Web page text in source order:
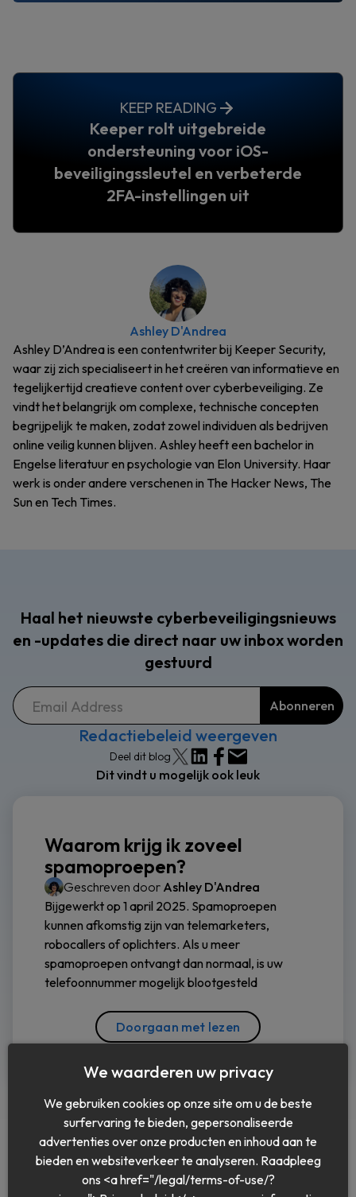
KEEP READING
Keeper rolt uitgebreide
ondersteuning voor iOS-
beveiligingssleutel en verbeterde
2FA-instellingen uit
Ashley D'Andrea
Ashley D’Andrea is een contentwriter bij Keeper Security,
waar zij zich specialiseert in het creëren van informatieve en
tegelijkertijd creatieve content over cyberbeveiliging. Ze
vindt het belangrijk om complexe, technische concepten
begrijpelijk te maken, zodat zowel individuen als bedrijven
online veilig kunnen blijven. Ashley heeft een bachelor in
Engelse literatuur en psychologie van Elon University. Haar
werk is onder andere verschenen in The Hacker News, The
Sun en Tech Times.
Haal het nieuwste cyberbeveiligingsnieuws
en -updates die direct naar uw inbox worden
gestuurd
Redactiebeleid weergeven
Deel dit blog
Dit vindt u mogelijk ook leuk
Waarom krijg ik zoveel
spamoproepen?
Geschreven door Ashley D'Andrea
Bijgewerkt op 1 april 2025. Spamoproepen
kunnen afkomstig zijn van telemarketers,
robocallers of oplichters. Als u meer
spamoproepen ontvangt dan normaal, is uw
telefoonnummer mogelijk blootgesteld
Doorgaan met lezen
Nederlands
We waarderen uw privacy
We gebruiken cookies op onze site om u de beste
surfervaring te bieden, gepersonaliseerde
advertenties over onze producten en inhoud aan te
bieden en websiteverkeer te analyseren. Raadpleeg
ons <a href="/legal/terms-of-use/?